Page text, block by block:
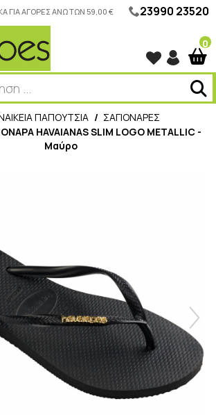
ΓΙΑ ΑΓΟΡΕΣ ΑΝΩ ΤΩΝ 59,00 € 23990 23520
0
ΠΑΠΟΥΤΣΙΑ / ΣΑΓΙΟΝΑΡΕΣ
HAVAIANAS SLIM LOGO METALLIC -
Μαύρο